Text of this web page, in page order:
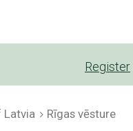
Register
Latvia Rīgas vēsture